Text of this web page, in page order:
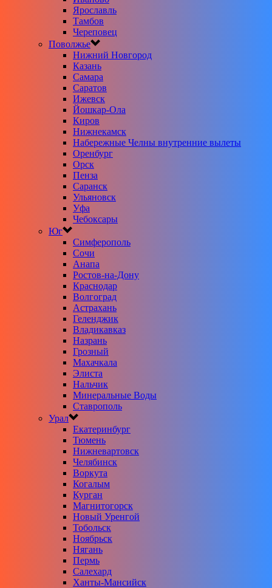
Ярославль
Тамбов
Череповец
Поволжье
Нижний Новгород
Казань
Самара
Саратов
Ижевск
Йошкар-Ола
Киров
Нижнекамск
Набережные Челны внутренние вылеты
Оренбург
Орск
Пенза
Саранск
Ульяновск
Уфа
Чебоксары
Юг
Симферополь
Сочи
Анапа
Ростов-на-Дону
Краснодар
Волгоград
Астрахань
Геленджик
Владикавказ
Назрань
Грозный
Махачкала
Элиста
Нальчик
Минеральные Воды
Ставрополь
Урал
Екатеринбург
Тюмень
Нижневартовск
Челябинск
Воркута
Когалым
Курган
Магнитогорск
Новый Уренгой
Тобольск
Ноябрьск
Нягань
Пермь
Салехард
Ханты-Мансийск